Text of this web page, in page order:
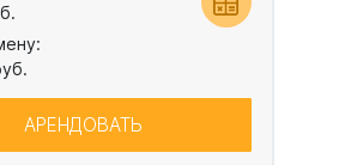
АРЕНДОВАТЬ